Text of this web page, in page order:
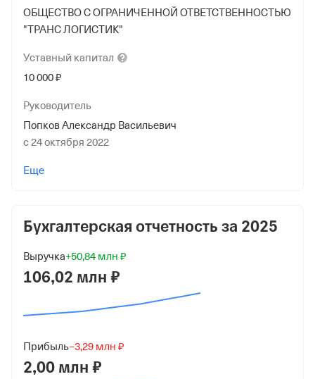
ОБЩЕСТВО С ОГРАНИЧЕННОЙ ОТВЕТСТВЕННОСТЬЮ
"ТРАНС ЛОГИСТИК"
Уставный капитал
10 000 ₽
Руководитель
Попков Александр Васильевич
с 24 октября 2022
Алтукова Елена Сергеевна
Попков Александр Васильевич
Форма
Дата регистрации
Краткое название
Еще
Бухгалтерская отчетность за 2025
Выручка+50,84 млн ₽
106,02 млн ₽
Прибыль−3,29 млн ₽
2,00 млн ₽